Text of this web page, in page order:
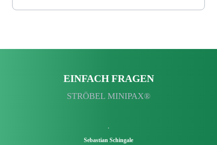
EINFACH FRAGEN
STRÖBEL MINIPAX®
Sebastian Schingale